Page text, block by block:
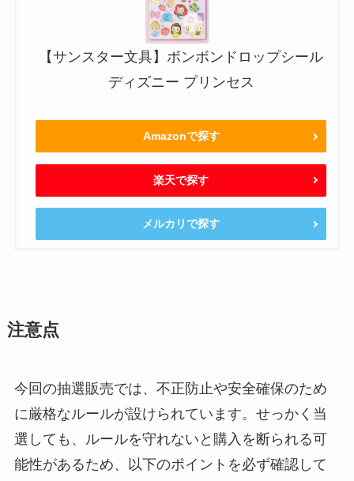
【サンスター文具】ボンボンドロップシール
ディズニー プリンセス
Amazonで探す
楽天で探す
メルカリで探す
注意点
今回の抽選販売では、不正防止や安全確保のため
に厳格なルールが設けられています。せっかく当
選しても、ルールを守れないと購入を断られる可
能性があるため、以下のポイントを必ず確認して